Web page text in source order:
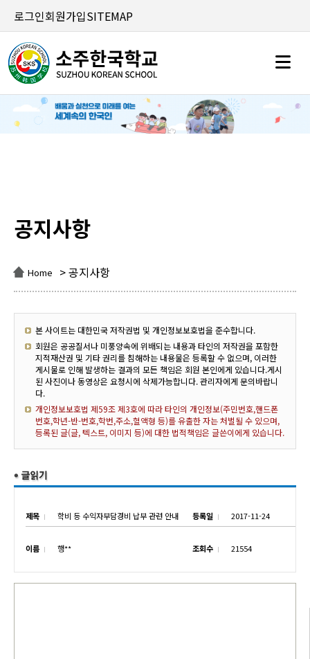
로그인회원가입SITEMAP
공지사항
Home > 공지사항
본 사이트는 대한민국 저작권법 및 개인정보보호법을 준수합니다.
회원은 공공질서나 미풍양속에 위배되는 내용과 타인의 저작권을 포함한
지적재산권 및 기타 권리를 침해하는 내용물은 등록할 수 없으며, 이러한
게시물로 인해 발생하는 결과의 모든 책임은 회원 본인에게 있습니다.게시
된 사진이나 동영상은 요청시에 삭제가능합니다. 관리자에게 문의바랍니
다.
개인정보보호법 제59조 제3호에 따라 타인의 개인정보(주민번호,핸드폰
번호,학년-반-번호,학번,주소,혈액형 등)를 유출한 자는 처벌될 수 있으며,
등록된 글(글, 텍스트, 이미지 등)에 대한 법적책임은 글쓴이에게 있습니다.
제목 학비 등 수익자부담경비 납부 관련 안내 등록일 2017-11-24
이름 행** 조회수 21554